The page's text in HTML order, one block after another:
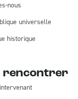
nous
universelle
historique
rencontrer